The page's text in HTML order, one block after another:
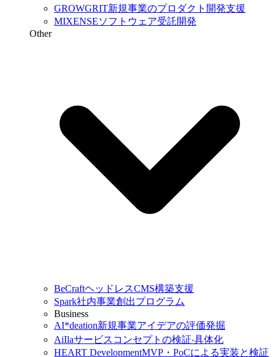
GROWGRIT新規事業のプロダクト開発支援
MIXENSEソフトウェア受託開発
Other
BeCraftヘッドレスCMS構築支援
Spark社内事業創出プログラム
Business
AI*deation新規事業アイデアの評価発掘
AiIlaサービスコンセプトの検証‧具体化
HEART DevelopmentMVP・PoCによる実装と検証